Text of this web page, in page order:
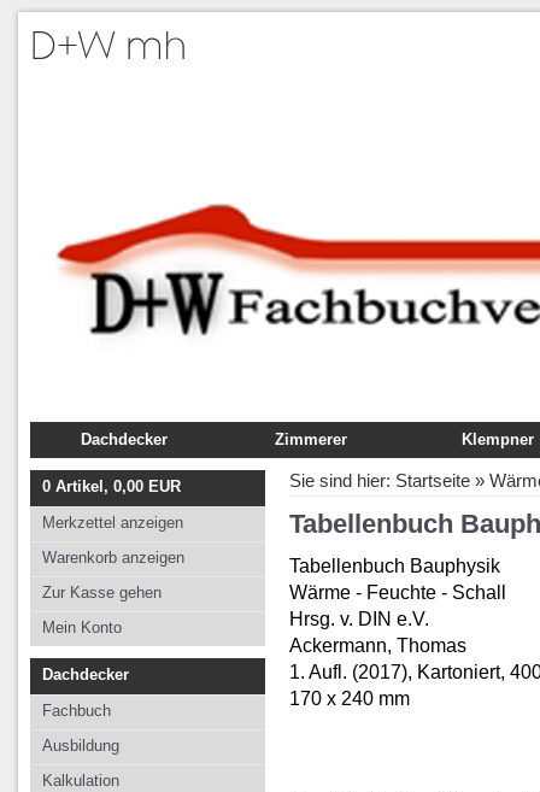
Dachdecker
Fachbuch
Ausbildung
Kalkulation
Fachregeln
Arbeitsrecht
Zimmerer
Fachbuch
Ausbildung
Fachregeln
Klempner
Fachbuch
Ausbildung
Fachregeln
0 Artikel, 0,00 EUR
Merkzettel anzeigen
Warenkorb anzeigen
Zur Kasse gehen
Mein Konto
Dachdecker
Fachbuch
Ausbildung
Kalkulation
Sie sind hier: Startseite »
Tabellenbuch
Tabellenbuch Bauphysik
Wärme - Feuchte - Schall
Hrsg. v. DIN e.V.
Ackermann, Thomas
1. Aufl. (2017), Kartoniert,
170 x 240 mm